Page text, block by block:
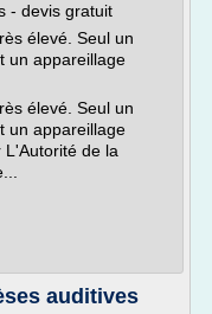
- devis gratuit
élevé. Seul un
un appareillage
élevé. Seul un
un appareillage
de la
auditives